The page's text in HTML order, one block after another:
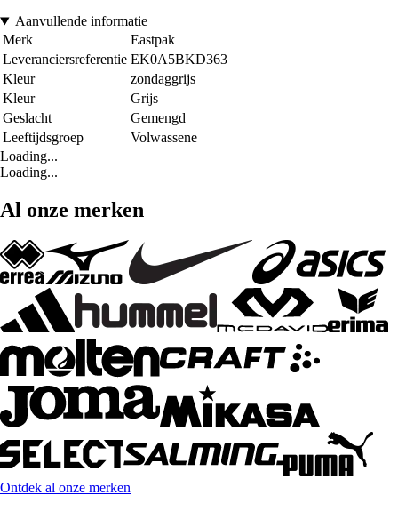
Aanvullende informatie
Merk
Eastpak
Leveranciersreferentie EK0A5BKD363
Kleur
zondaggrijs
Kleur
Grijs
Geslacht
Gemengd
Leeftijdsgroep
Volwassene
Loading...
Loading...
Al onze merken
Ontdek al onze merken